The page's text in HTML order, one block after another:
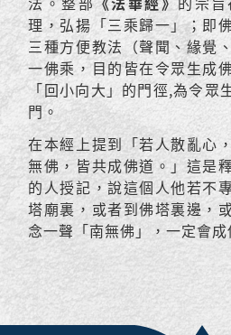
理，弘揚「三乘歸一」；即
三種方便教法（聲聞、緣覺
一佛乘，目的皆在令眾生成
「回小向大」的門徑,為令眾
門。
在本經上提到「若人散亂心
無佛，皆共成佛道。」這是
的人授記，說這個人他若不
塔廟裏，或者到佛塔裏邊，
念一聲「南無佛」，一定會成